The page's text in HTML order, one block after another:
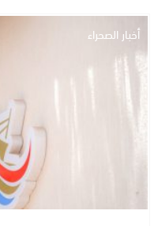
أخبار الصحراء